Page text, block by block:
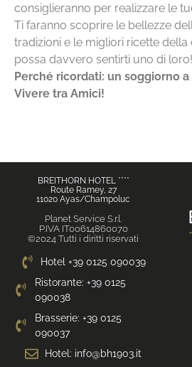
consiglieranno per realizzare le
Ti faranno scoprire le bellezze
tradizioni e le migliori ricette della
possa davvero sentirti uno di loro!
Perché ricordati: un soggiorno
Vivere tra Amici!
BREITHORN HOTEL ****
Route Ramey, 27
11020 Ayas/Champoluc
Planet Service S.r.l.
P.IVA IT00614860070
©2024 Tutti i diritti riservati
Hotel +39 0125 090039
Ristorante: +39 0125
090038
Brasserie: +39 0125
090037
Hotel: info@bh1903.it